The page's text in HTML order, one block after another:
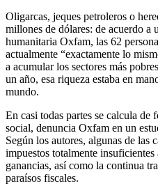
Oligarcas, jeques petroleros o
millones de dólares: de acuerdo a
humanitaria Oxfam, las 62
actualmente “exactamente lo
a acumular los sectores más
un año, esa riqueza estaba en
mundo.
En casi todas partes se calcula de
social, denuncia Oxfam en un
Según los autores, algunas de las
impuestos totalmente insuficientes
ganancias, así como la continua
paraísos fiscales.